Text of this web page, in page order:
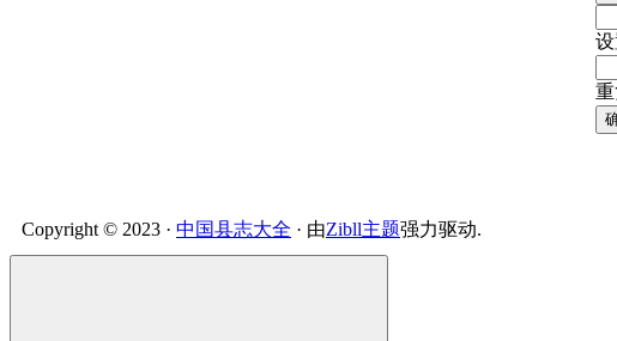
Copyright © 2023 · 中国县志大全 · 由Zibll主题强力驱动.